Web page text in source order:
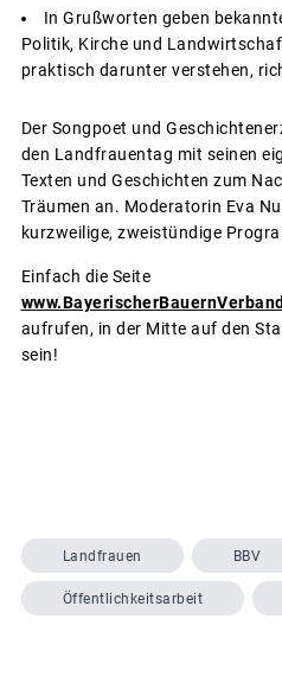
In Grußworten geben
Politik, Kirche und
praktisch darunter verstehen,
Der Songpoet und
den Landfrauentag mit seinen
Texten und Geschichten zum
Träumen an. Moderatorin Eva
kurzweilige, zweistündige
Einfach die Seite
aufrufen, in der Mitte auf den
sein!
Landfrauen BBV
Öffentlichkeitsarbeit